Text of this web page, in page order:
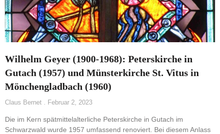
Wilhelm Geyer (1900-1968): Peterskirche in
Gutach (1957) und Münsterkirche St. Vitus in
Mönchengladbach (1960)
Claus Bernet Februar 2, 2023
Die im Kern spätmittelalterliche Peterskirche in Gutach im
Schwarzwald wurde 1957 umfassend renoviert. Bei diesem Anlass